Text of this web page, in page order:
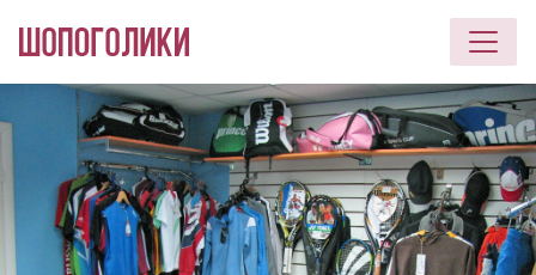
Перейти к основному содержанию